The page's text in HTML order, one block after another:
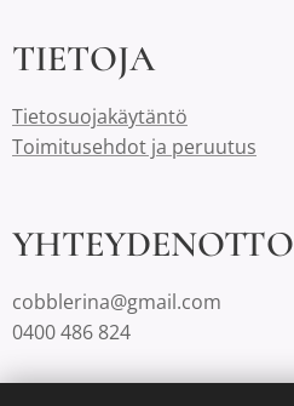
TIETOJA
Tietosuojakäytäntö
Toimitusehdot ja peruutus
YHTEYDENOTTO
cobblerina@gmail.com
0400 486 824